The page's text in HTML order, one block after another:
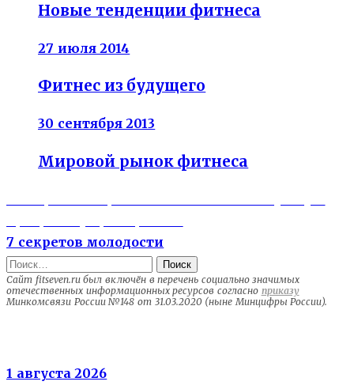
Новые тенденции фитнеса
27 июля 2014
Фитнес из будущего
30 сентября 2013
Мировой рынок фитнеса
Навигация
по
записям
Next
post:
7 секретов молодости
Найти:
Сайт fitseven.ru был включён в перечень социально значимых
отечественных информационных ресурсов согласно приказу
Минкомсвязи России №148 от 31.03.2020 (ныне Минцифры России).
1 августа 2026